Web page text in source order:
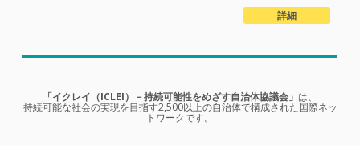
詳細
「イクレイ（ICLEI）－持続可能性をめざす自治体協議会」 は、
持続可能な社会の実現を目指す2,500以上の自治体で構成された国際ネッ
トワークです。